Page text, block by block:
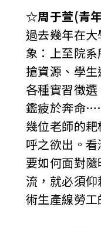
☆周于萱(青
過去幾年在
象：上至院
搶資源、學
各種實習徵
鑑疲於奔命
幾位老師的
呼之欲出。
要如何面對
流，就必須
術生產線勞工